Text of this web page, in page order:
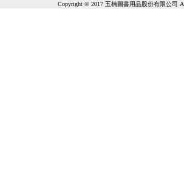
Copyright © 2017 五楠圖書用品股份有限公司